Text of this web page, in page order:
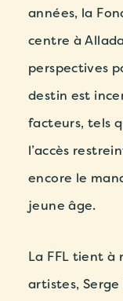
années, la
centre à
perspectives
destin est
facteurs, tels
l’accès
encore le
jeune âge.
La FFL tient à
artistes,